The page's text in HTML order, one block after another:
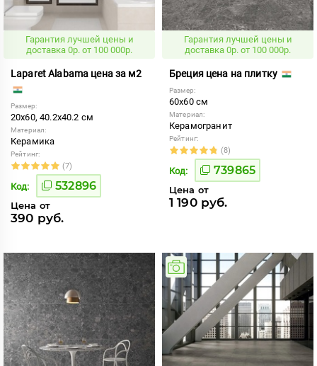
Гарантия лучшей цены и
доставка 0р. от 100 000р.
Laparet Alabama цена за м2
Размер:
20x60, 40.2x40.2 см
Материал:
Керамика
Рейтинг:
(7)
Код: 532896
Цена от
390 руб.
Гарантия лучшей цены и
доставка 0р. от 100 000р.
Бреция цена на плитку
Размер:
60x60 см
Материал:
Керамогранит
Рейтинг:
(8)
Код: 739865
Цена от
1 190 руб.